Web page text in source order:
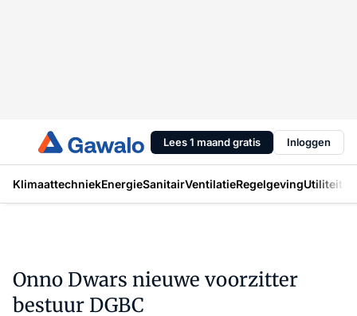
Lees 1 maand gratis Inloggen
KlimaattechniekEnergieSanitairVentilatieRegelgevingUtiliteit
Onno Dwars nieuwe voorzitter
bestuur DGBC